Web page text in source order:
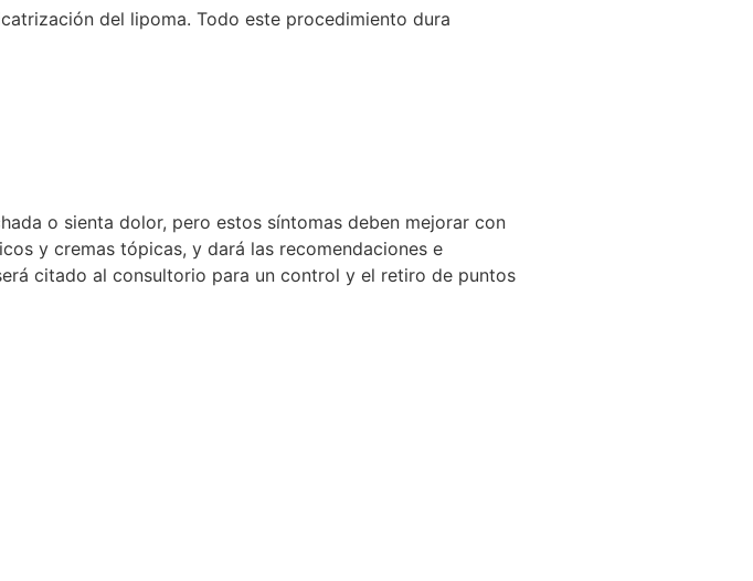
del lipoma. Todo este procedimiento dura
o sienta dolor, pero estos síntomas deben mejorar con
y cremas tópicas, y dará las recomendaciones e
citado al consultorio para un control y el retiro de puntos